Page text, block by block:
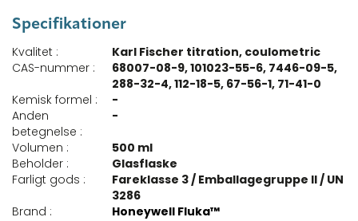
Specifikationer
Kvalitet :
Karl Fischer titration, coulometric
CAS-nummer :
68007-08-9, 101023-55-6, 7446-09-5,
288-32-4, 112-18-5, 67-56-1, 71-41-0
Kemisk formel :
-
Anden
betegnelse :
-
Volumen :
500 ml
Beholder :
Glasflaske
Farligt gods :
Fareklasse 3 / Emballagegruppe II / UN
3286
Brand :
Honeywell Fluka™